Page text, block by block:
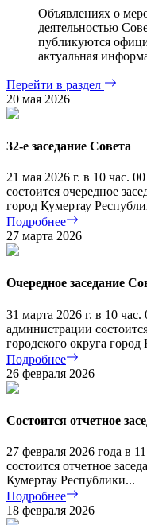
Объявлениях о
деятельностью
публикуются
актуальная
Перейти в раздел
20 мая 2026
32-е заседание Совета
21 мая 2026 г. в 10 час.
состоится очередное
город Кумертау
Подробнее
27 марта 2026
Очередное заседание
31 марта 2026 г. в 10
администрации
городского округа
Подробнее
26 февраля 2026
Состоится отчетное
27 февраля 2026 года в
состоится отчетное
Кумертау Республики...
Подробнее
18 февраля 2026